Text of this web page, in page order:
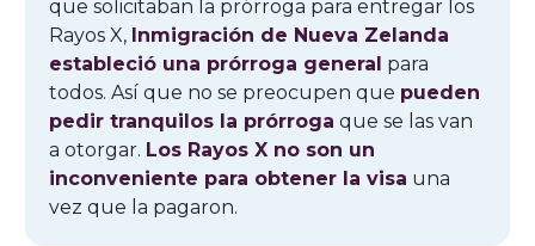
que solicitaban la prórroga para entregar los
Rayos X, Inmigración de Nueva Zelanda
estableció una prórroga general para
todos. Así que no se preocupen que pueden
pedir tranquilos la prórroga que se las van
a otorgar. Los Rayos X no son un
inconveniente para obtener la visa una
vez que la pagaron.